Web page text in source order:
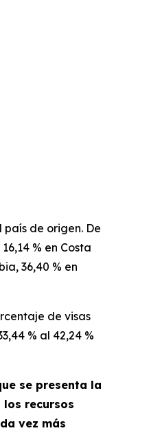
de origen. De
% en Costa
36,40 % en
de visas
% al 42,24 %
se presenta la
recursos
vez más